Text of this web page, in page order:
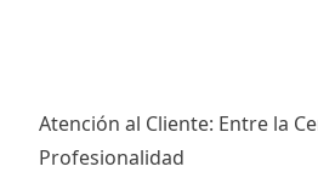
Atención al Cliente: Entre la
Profesionalidad